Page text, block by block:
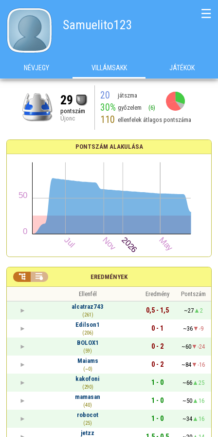
Samuelito123
☰
NÉVJEGY VILLÁMSAKK JÁTÉKOK
29
pontszám
Újonc
20 játszma
30% győzelem (6)
110 ellenfelek átlagos pontszáma
PONTSZÁM ALAKULÁSA
EREDMÉNYEK
 
Ellenfél Eredmény
Pontszám
alcatraz743
(261)
0,5 - 1,5 ~27
2
Edilson1
(206)
0 - 1 ~36
-9
BOLOX1
(59)
0 - 2 ~60
-24
Maiams
(~0)
0 - 2 ~84
-16
kakofoni
(290)
1 - 0 ~66
25
mamasan
(40)
1 - 0 ~50
16
robocot
(25)
1 - 0 ~34
16
jetzz